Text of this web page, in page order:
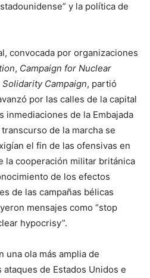
y la política de
convocada por organizaciones
, Campaign for Nuclear
Campaign, partió
por las calles de la capital
inmediaciones de la Embajada
de la marcha se
el fin de las ofensivas en
la cooperación militar británica
de los efectos
de las campañas bélicas
mensajes como “stop
hypocrisy”.
una ola más amplia de
de Estados Unidos e